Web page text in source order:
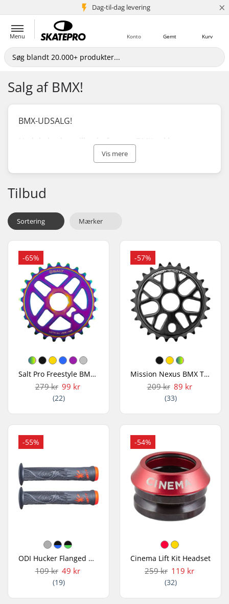
Dag-til-dag levering
5+ mio. kunder ×
Menu Kurv
Gemt
Konto
Salg af BMX!
BMX-UDSALG!
Nyd de bedste tilbud på vores BMX-cykler og -
På jagt efter flere tilbud? Gå over til vores
udsalgsside
Vis mere
Tilbud
Sortering Mærker
-65%
Salt Pro Freestyle BMX Tandhjul
279 kr 99 kr
(22)
-57%
Mission Nexus BMX Tandhjul
209 kr 89 kr
(33)
-55%
ODI Hucker Flanged Håndtag
109 kr 49 kr
(19)
-54%
Cinema Lift Kit Headset
259 kr 119 kr
(32)